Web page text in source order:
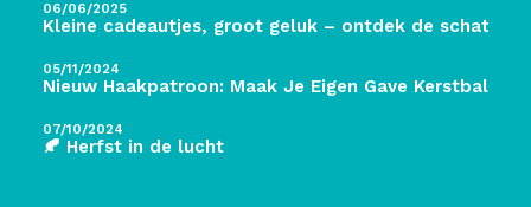
06/06/2025
Kleine cadeautjes, groot geluk – ontdek de schatten
05/11/2024
Nieuw Haakpatroon: Maak Je Eigen Gave Kerstballen!
07/10/2024
🍂 Herfst in de lucht